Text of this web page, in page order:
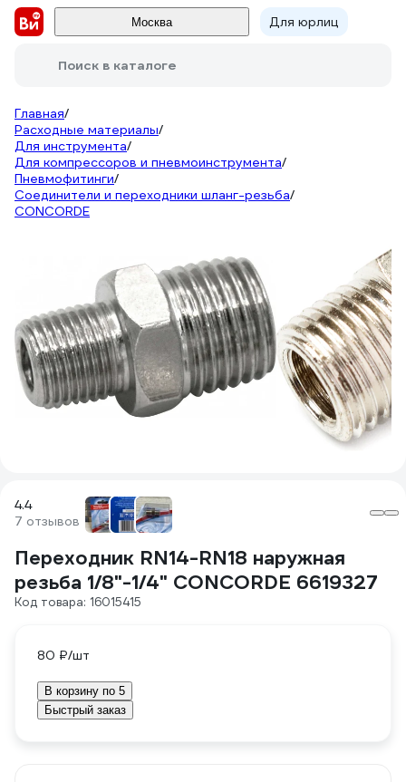
Москва Для юрлиц
Поиск в каталоге
Главная/
Расходные материалы/
Для инструмента/
Для компрессоров и пневмоинструмента/
Пневмофитинги/
Соединители и переходники шланг-резьба/
CONCORDE
4.4
7 отзывов
Переходник RN14-RN18 наружная
резьба 1/8"-1/4" CONCORDE 6619327
Код товара: 16015415
80 ₽/шт
В корзину по 5
Быстрый заказ